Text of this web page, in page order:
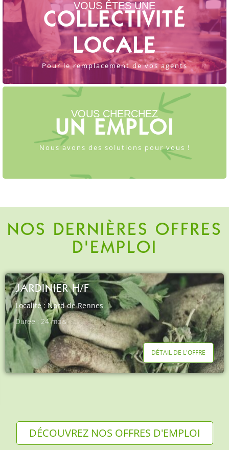
VOUS ÊTES UNE
COLLECTIVITÉ
LOCALE
Pour le remplacement de vos agents
DÉCOUVREZ
Nos offres pour les collectivités
En savoir plus
VOUS CHERCHEZ
UN EMPLOI
Nous avons des solutions pour vous !
DÉCOUVREZ
Nos offres d'emploi
NOS DERNIÈRES OFFRES
D'EMPLOI
AGENT DE COLLECTIVITE
Localité : Nord de Rennes
DÉTAIL DE L'OFFRE
DÉCOUVREZ NOS OFFRES D'EMPLOI